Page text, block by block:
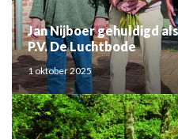
Jan Nijboer gehuldigd
P.V. De Luchtbode
1 oktober 2025